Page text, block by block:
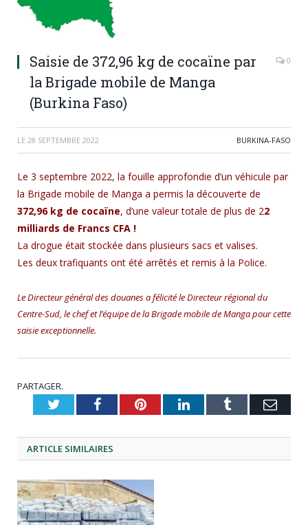
Saisie de 372,96 kg de cocaïne par
la Brigade mobile de Manga
(Burkina Faso)
0
LE 28 SEPTEMBRE 2022 BURKINA-FASO
Le 3 septembre 2022, la fouille approfondie d’un véhicule par
la Brigade mobile de Manga a permis la découverte de
372,96 kg de cocaïne, d’une valeur totale de plus de 22
milliards de Francs CFA !
La drogue était stockée dans plusieurs sacs et valises.
Les deux trafiquants ont été arrêtés et remis à la Police.
Le Directeur général des douanes a félicité le Directeur régional du
Centre-Sud, le chef et l’équipe de la Brigade mobile de Manga pour cette
saisie exceptionnelle.
PARTAGER.
TwitterFacebookPinterestLinkedInTumblr
ARTICLE SIMILAIRES